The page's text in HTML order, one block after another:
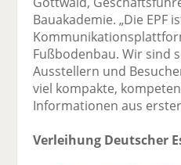
Bauakademie. „Die EPF
Fußbodenbau. Wir sind
Ausstellern und
viel kompakte,
Informationen aus
Verleihung Deutscher